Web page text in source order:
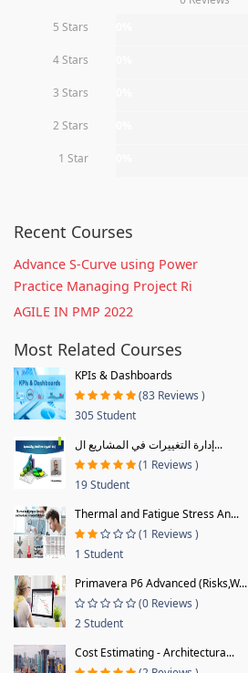
5 Stars
4 Stars
3 Stars
2 Stars
1 Star
Recent Courses
Advance S-Curve using Power
Practice Managing Project Ri
AGILE IN PMP 2022
Most Related Courses
KPIs & Dashboards
(83 Reviews )
305 Student
إدارة التغييرات في المشاريع ال...
(1 Reviews )
19 Student
Thermal and Fatigue Stress An...
(1 Reviews )
1 Student
Primavera P6 Advanced (Risks,W...
(0 Reviews )
2 Student
Cost Estimating - Architectura...